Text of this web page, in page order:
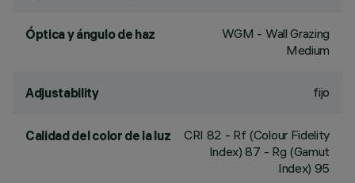
Óptica y ángulo de haz
WGM - Wall Grazing
Medium
Adjustability fijo
Calidad del color de la luz CRI 82 - Rf (Colour Fidelity
Index) 87 - Rg (Gamut
Index) 95